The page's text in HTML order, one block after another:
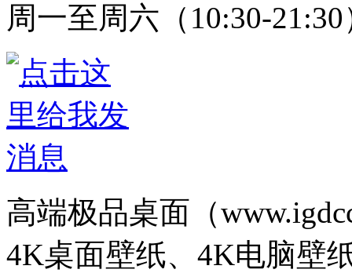
周一至周六（10:30-21:30
高端极品桌面（
4K桌面壁纸、4K电脑壁